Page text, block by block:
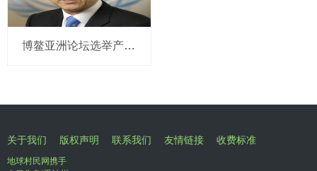
博鳌亚洲论坛选举产生新一届理事会 潘基文当选理事长
关于我们 版权声明 联系我们 友情链接 收费标准
地球村民网携手